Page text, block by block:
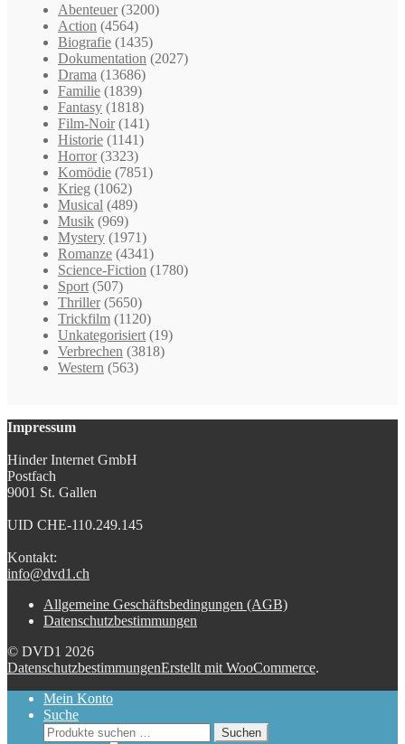
Abenteuer (3200)
Action (4564)
Biografie (1435)
Dokumentation (2027)
Drama (13686)
Familie (1839)
Fantasy (1818)
Film-Noir (141)
Historie (1141)
Horror (3323)
Komödie (7851)
Krieg (1062)
Musical (489)
Musik (969)
Mystery (1971)
Romanze (4341)
Science-Fiction (1780)
Sport (507)
Thriller (5650)
Trickfilm (1120)
Unkategorisiert (19)
Verbrechen (3818)
Western (563)
Impressum
Hinder Internet GmbH
Postfach
9001 St. Gallen
UID CHE-110.249.145
Kontakt:
info@dvd1.ch
Allgemeine Geschäftsbedingungen (AGB)
Datenschutzbestimmungen
© DVD1 2026
DatenschutzbestimmungenErstellt mit WooCommerce.
Mein Konto
Suche
Suchen
Suchen